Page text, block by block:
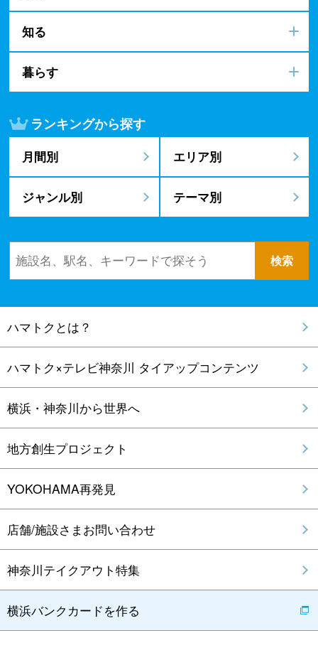
知る
暮らす
ランキングから探す
月間別 エリア別
ジャンル別 テーマ別
ハマトクとは？
ハマトク×テレビ神奈川 タイアップコンテンツ
横浜・神奈川から世界へ
地方創生プロジェクト
YOKOHAMA再発見
店舗/施設さまお問い合わせ
神奈川テイクアウト特集
横浜バンクカードを作る